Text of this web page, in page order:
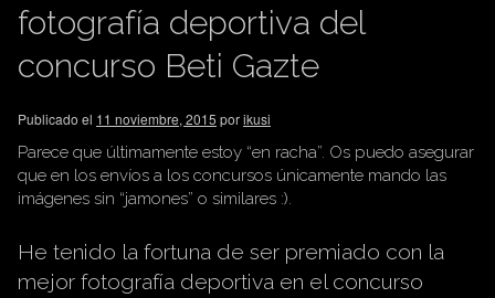
fotografía deportiva del
concurso Beti Gazte
Publicado el 11 noviembre, 2015 porikusi
Parece que últimamente estoy “en racha”. Os puedo asegurar
que en los envíos a los concursos únicamente mando las
imágenes sin “jamones” o similares :).
He tenido la fortuna de ser premiado con la
mejor fotografía deportiva en el concurso